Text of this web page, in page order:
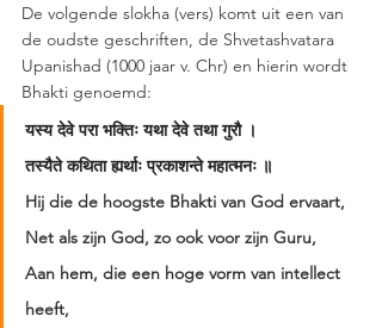
De volgende slokha (vers) komt uit een van
de oudste geschriften, de Shvetashvatara
Upanishad (1000 jaar v. Chr) en hierin wordt
Bhakti genoemd:
यस्य देवे परा भक्तिः यथा देवे तथा गुरौ ।
तस्यैते कथिता ह्यर्थाः प्रकाशन्ते महात्मनः ॥
Hij die de hoogste Bhakti van God ervaart,
Net als zijn God, zo ook voor zijn Guru,
Aan hem, die een hoge vorm van intellect
heeft,